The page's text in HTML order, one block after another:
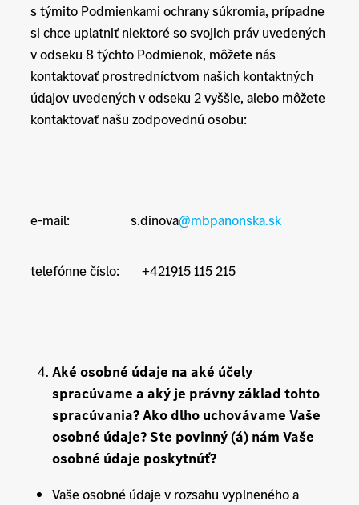
s týmito Podmienkami ochrany súkromia, prípadne
si chce uplatniť niektoré so svojich práv uvedených
v odseku 8 týchto Podmienok, môžete nás
kontaktovať prostredníctvom našich kontaktných
údajov uvedených v odseku 2 vyššie, alebo môžete
kontaktovať našu zodpovednú osobu:
e-mail: s.dinova@mbpanonska.sk
telefónne číslo: +421915 115 215
Aké osobné údaje na aké účely
spracúvame a aký je právny základ tohto
spracúvania? Ako dlho uchovávame Vaše
osobné údaje? Ste povinný (á) nám Vaše
osobné údaje poskytnúť?
Vaše osobné údaje v rozsahu vyplneného a